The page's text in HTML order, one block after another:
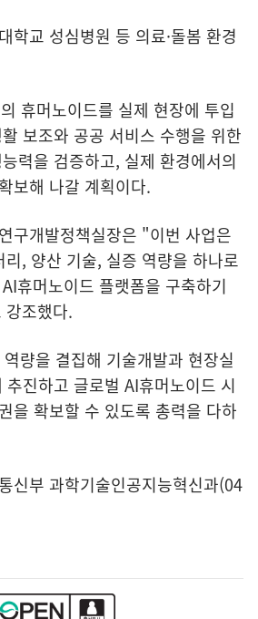
학교 성심병원 등 의료·돌봄 환경
휴머노이드를 실제 현장에 투입
보조와 공공 서비스 수행을 위한
력을 검증하고, 실제 환경에서의
보해 나갈 계획이다.
구개발정책실장은 "이번 사업은
, 양산 기술, 실증 역량을 하나로
휴머노이드 플랫폼을 구축하기
조했다.
역량을 결집해 기술개발과 현장실
진하고 글로벌 AI휴머노이드 시
을 확보할 수 있도록 총력을 다하
신부 과학기술인공지능혁신과(04